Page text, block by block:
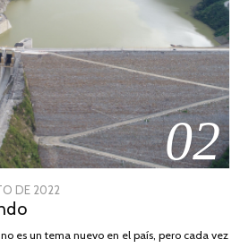
02
DE 2022
DE
es un tema nuevo en el país, pero cada vez